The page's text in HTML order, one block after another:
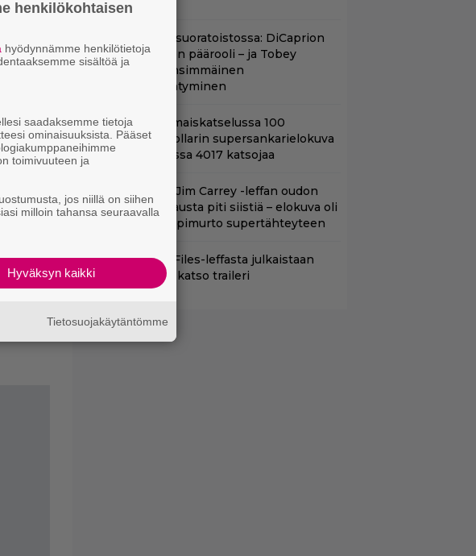
sai
ettei
Huippuleffa suoratoistossa: DiCaprion
ensimmäinen päärooli – ja Tobey
Maguiren ensimmäinen
elokuvaesiintyminen
Scifihetki: Ilmaiskatselussa 100
miljoonan dollarin supersankarielokuva
– sai Suomessa 4017 katsojaa
Illalla tv:ssä: Jim Carrey -leffan oudon
raakaa kohtausta piti siistiä – elokuva oli
koomikon läpimurto supertähteyteen
Vanhasta X-Files-leffasta julkaistaan
K18-versio – katso traileri
henkilökohtaisen
hyödynnämme henkilötietoja
sisältöä ja
saadaksemme tietoja
ominaisuuksista. Pääset
toimivuuteen ja
jos niillä on siihen
milloin tahansa seuraavalla
Hyväksyn kaikki
Tietosuojakäytäntömme